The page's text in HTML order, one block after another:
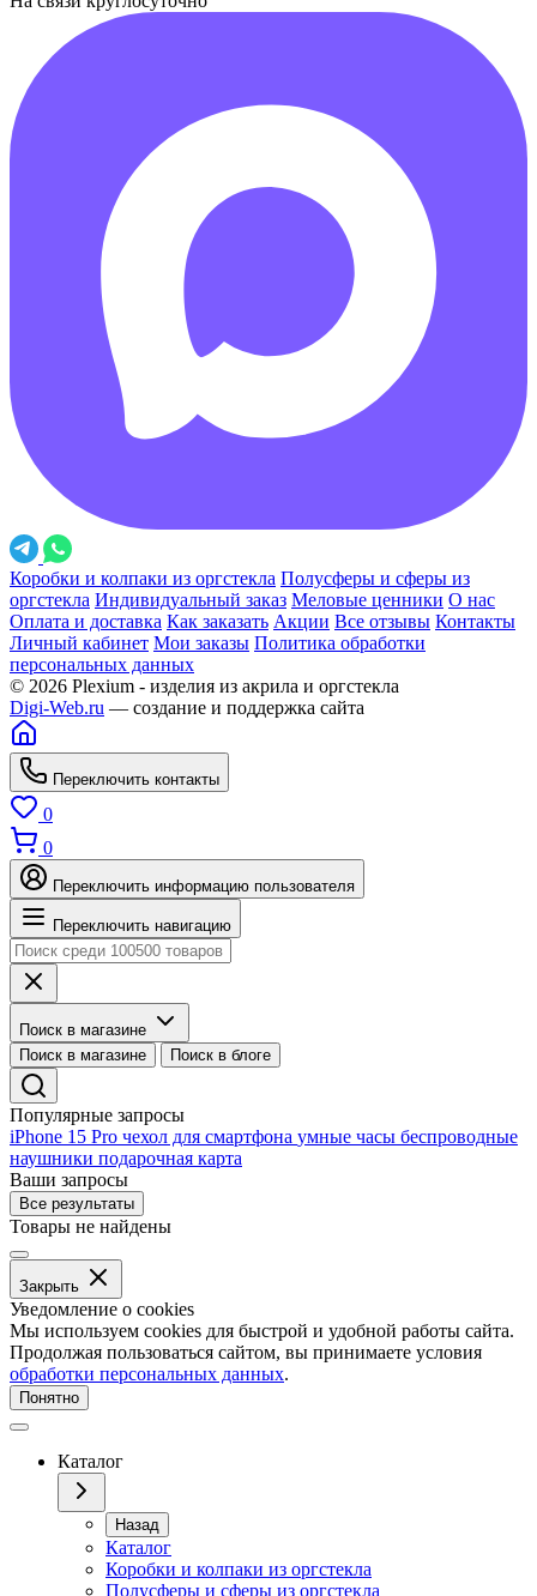
Коробки и колпаки из оргстекла Полусферы и сферы из
оргстекла Индивидуальный заказ Меловые ценники О нас
Оплата и доставка Как заказать Акции Все отзывы Контакты
Личный кабинет Мои заказы Политика обработки
персональных данных
© 2026 Plexium - изделия из акрила и оргстекла
Digi-Web.ru — создание и поддержка сайта
Переключить контакты
0
0
Переключить информацию пользователя
Переключить навигацию
Поиск в магазине
Поиск в магазине
Поиск в блоге
Популярные запросы
iPhone 15 Pro чехол для смартфона умные часы беспроводные
наушники подарочная карта
Ваши запросы
Все результаты
Товары не найдены
Закрыть
Уведомление о cookies
Мы используем cookies для быстрой и удобной работы сайта.
Продолжая пользоваться сайтом, вы принимаете условия
обработки персональных данных.
Понятно
Каталог
Назад
Каталог
Коробки и колпаки из оргстекла
Полусферы и сферы из оргстекла